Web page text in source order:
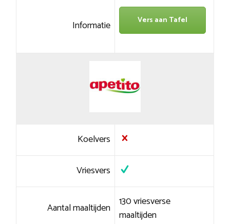
Informatie Vers aan Tafel
Koelvers
Vriesvers
Aantal maaltijden 130 vriesverse
maaltijden